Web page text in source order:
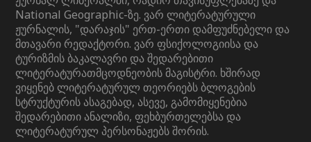
National Geographic-ზე. ვარ ლიტერატურული
ჟურნალის, "დარაჯის" ერთ-ერთი დამფუძნებელი და
მთავარი რედაქტორი. ვარ ფსიქოლოგიისა და
ტურიზმის ბაკალავრი და შედარებითი
ლიტერატურათმცოდნეობის მაგისტრი. ხშირად
ვიყენებ ლიტერატურულ თეორიებს ბლოგების
სტრუქტურის ასაგებად, ასევე, გამომიყენებია
შედარებითი ანალიზი, ფეხბურთელებსა და
ლიტერატურულ პერსონაჟებს შორის.